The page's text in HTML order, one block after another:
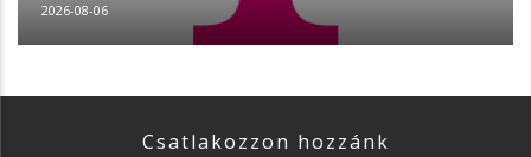
2026-08-06
Csatlakozzon hozzánk